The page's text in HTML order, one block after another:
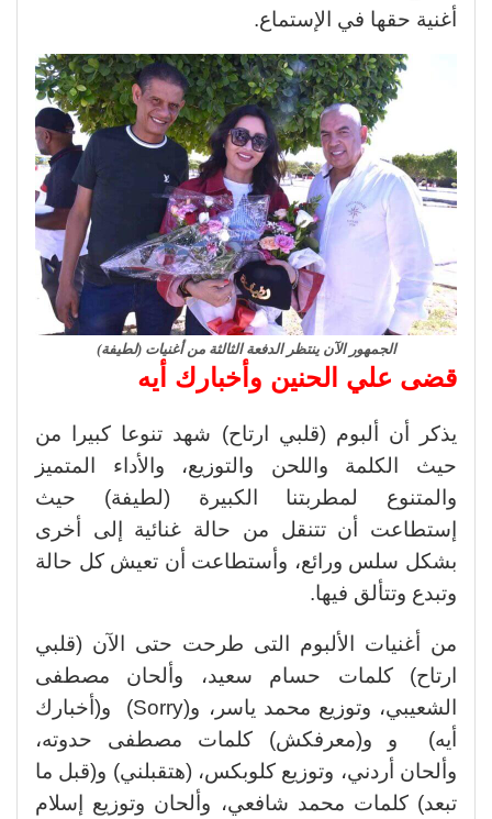
أغنية حقها في الإستماع.
الجمهور الآن ينتظر الدفعة الثالثة من أغنيات (لطيفة)
قضى علي الحنين وأخبارك أيه
يذكر أن ألبوم (قلبي ارتاح) شهد تنوعا كبيرا من
حيث الكلمة واللحن والتوزيع، والأداء المتميز
والمتنوع لمطربتنا الكبيرة (لطيفة) حيث
إستطاعت أن تتنقل من حالة غنائية إلى أخرى
بشكل سلس ورائع، وأستطاعت أن تعيش كل حالة
وتبدع وتتألق فيها.
من أغنيات الألبوم التى طرحت حتى الآن (قلبي
ارتاح) كلمات حسام سعيد، وألحان مصطفى
الشعيبي، وتوزيع محمد ياسر، و(Sorry) و(أخبارك
أيه) و و(معرفكش) كلمات مصطفى حدوته،
وألحان أردني، وتوزيع كلوبكس، (هتقبلني) و(قبل ما
تبعد) كلمات محمد شافعي، وألحان وتوزيع إسلام